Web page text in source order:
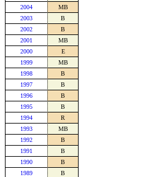
2004
MB
2003
B
2002
B
2001
MB
2000
E
1999
MB
1998
B
1997
B
1996
B
1995
B
1994
R
1993
MB
1992
B
1991
B
1990
B
1989
B